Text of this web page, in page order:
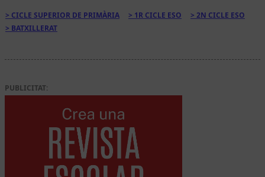
CICLE SUPERIOR DE PRIMÀRIA 1R CICLE ESO
2N CICLE ESO
BATXILLERAT
PUBLICITAT: